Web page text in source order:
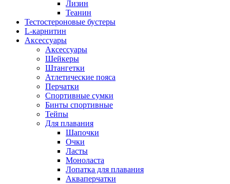
Лизин
Теанин
Тестостероновые бустеры
L-карнитин
Аксессуары
Аксессуары
Шейкеры
Штангетки
Атлетические пояса
Перчатки
Спортивные сумки
Бинты спортивные
Тейпы
Для плавания
Шапочки
Очки
Ласты
Моноласта
Лопатка для плавания
Акваперчатки